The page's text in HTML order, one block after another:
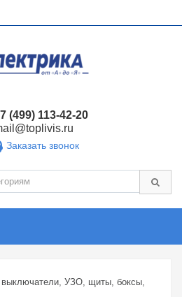
(499) 113-42-20
Заказать звонок
выключатели, УЗО, щиты, боксы,